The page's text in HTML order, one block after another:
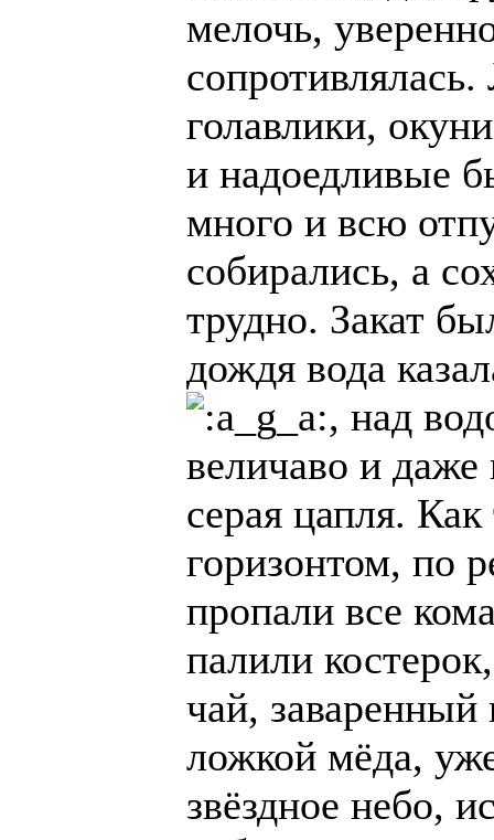
мелочь,
голавлики,
и надоедливые
много и всю
собирались, а
трудно. Закат
дождя вода
, над
величаво и
серая цапля.
горизонтом, по
пропали все
палили
чай, заваренный
ложкой мёда,
звёздное небо,